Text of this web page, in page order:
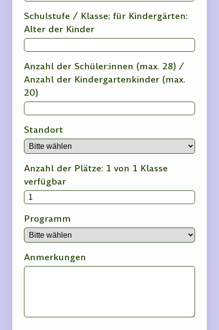
Schulstufe / Klasse; für Kindergärten:
Alter der Kinder
Anzahl der Schüler:innen (max. 28) /
Anzahl der Kindergartenkinder (max.
20)
Standort
Anzahl der Plätze: 1 von 1 Klasse
verfügbar
Programm
Anmerkungen